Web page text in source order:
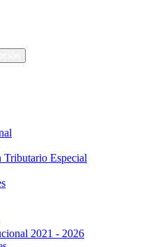
Tributario Especial
2021 - 2026